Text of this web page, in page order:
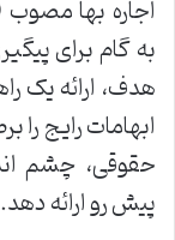
به گام برای
هدف، ارائه یک
ابهامات رایج
حقوقی، چشم
پیش رو ارائه دهد.